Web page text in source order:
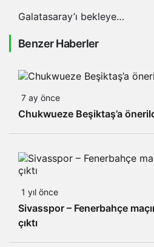
Galatasaray’ı bekleyen
Benzer Haberler
7 ay önce
Chukwueze Beşiktaş’a
1 yıl önce
Sivasspor – Fenerbahçe
çıktı